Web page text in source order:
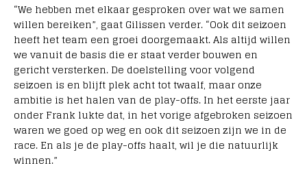
“We hebben met elkaar gesproken over wat we samen
willen bereiken”, gaat Gilissen verder. “Ook dit seizoen
heeft het team een groei doorgemaakt. Als altijd willen
we vanuit de basis die er staat verder bouwen en
gericht versterken. De doelstelling voor volgend
seizoen is en blijft plek acht tot twaalf, maar onze
ambitie is het halen van de play-offs. In het eerste jaar
onder Frank lukte dat, in het vorige afgebroken seizoen
waren we goed op weg en ook dit seizoen zijn we in de
race. En als je de play-offs haalt, wil je die natuurlijk
winnen.”